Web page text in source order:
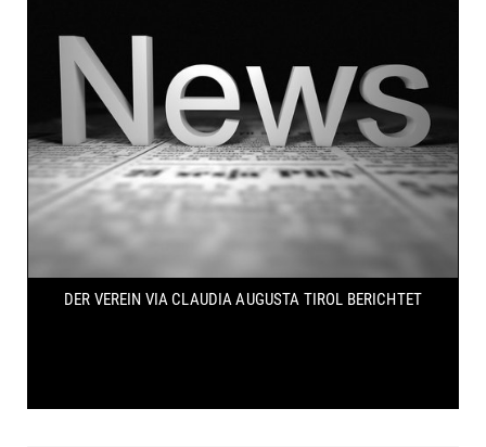
DER VEREIN VIA CLAUDIA AUGUSTA TIROL BERICHTET